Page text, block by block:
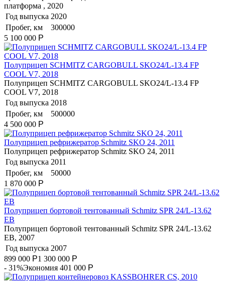
платформа , 2020
Год выпуска 2020
Пробег, км
300000
5 100 000 Р
Полуприцеп SCHMITZ CARGOBULL SKO24/L-13.4 FP
COOL V7, 2018
Полуприцеп SCHMITZ CARGOBULL SKO24/L-13.4 FP
COOL V7, 2018
Год выпуска 2018
Пробег, км
500000
4 500 000 Р
Полуприцеп рефрижератор Schmitz SKO 24, 2011
Полуприцеп рефрижератор Schmitz SKO 24, 2011
Год выпуска 2011
Пробег, км
50000
1 870 000 Р
Полуприцеп бортовой тентованный Schmitz SPR 24/L-13.62
EB
Полуприцеп бортовой тентованный Schmitz SPR 24/L-13.62
EB, 2007
Год выпуска 2007
899 000 Р1 300 000 Р
- 31%Экономия 401 000 Р